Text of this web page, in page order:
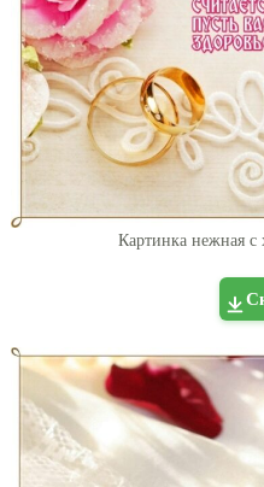
Картинка нежная с